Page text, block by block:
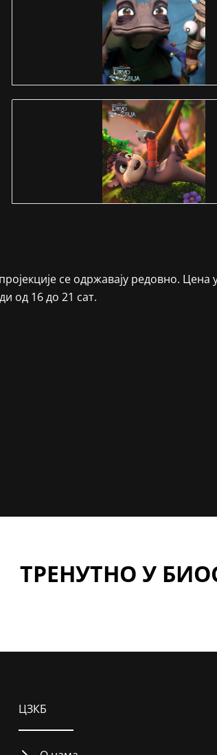
се одржавају редовно. Цена
од 16 до 21 сат.
ТРЕНУТНО У
ЦЗКБ